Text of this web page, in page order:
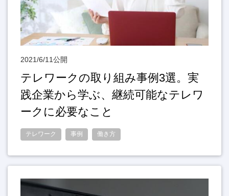
2021/6/11公開
テレワークの取り組み事例3選。実
践企業から学ぶ、継続可能なテレワ
ークに必要なこと
テレワーク 事例 働き方